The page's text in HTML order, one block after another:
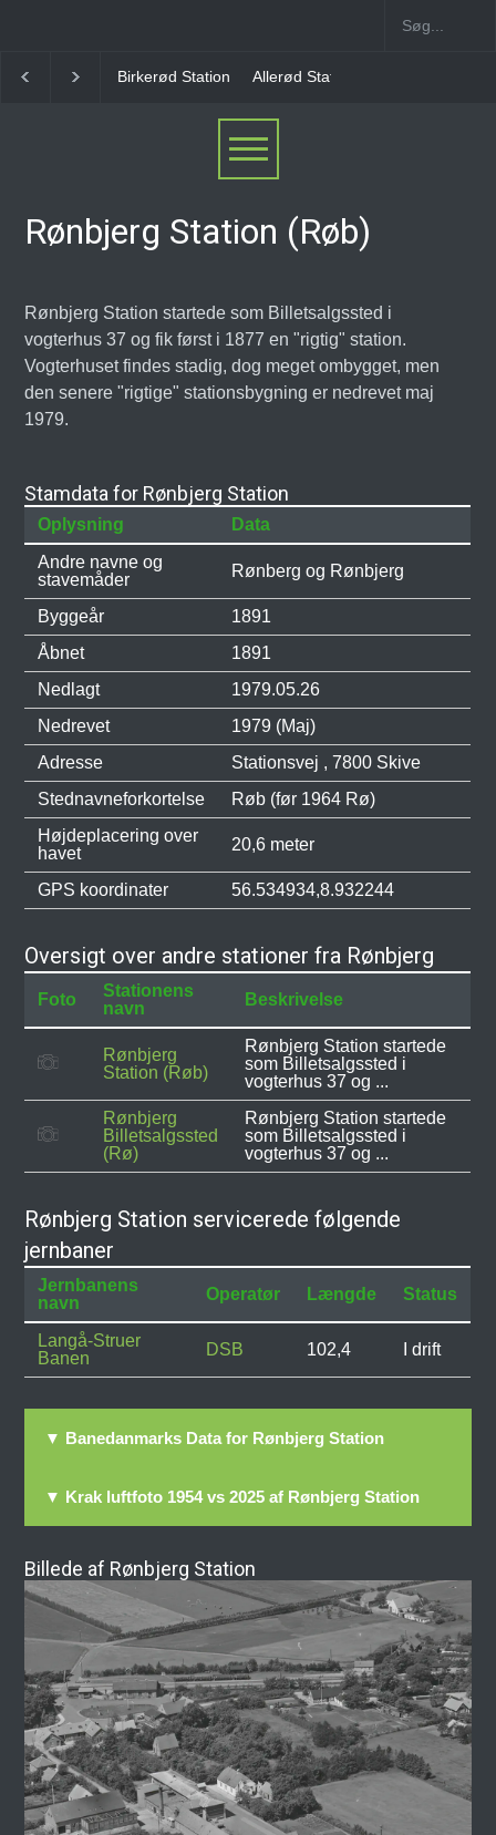
Birkerød Station Allerød Station Favrholm Station
Rønbjerg Station (Røb)
Rønbjerg Station startede som Billetsalgssted i
vogterhus 37 og fik først i 1877 en "rigtig" station.
Vogterhuset findes stadig, dog meget ombygget, men
den senere "rigtige" stationsbygning er nedrevet maj
1979.
Stamdata for Rønbjerg Station
Oplysning
Data
Andre navne og
stavemåder
Rønberg og Rønbjerg
Byggeår
1891
Åbnet
1891
Nedlagt
1979.05.26
Nedrevet
1979 (Maj)
Adresse
Stationsvej , 7800 Skive
Stednavneforkortelse
Røb (før 1964 Rø)
Højdeplacering over
havet
20,6 meter
GPS koordinater 56.534934,8.932244
Oversigt over andre stationer fra Rønbjerg
Foto
Stationens
navn
Beskrivelse
Rønbjerg
Station (Røb)
Rønbjerg Station startede
som Billetsalgssted i
vogterhus 37 og ...
Rønbjerg
Billetsalgssted
(Rø)
Rønbjerg Station startede
som Billetsalgssted i
vogterhus 37 og ...
Rønbjerg Station servicerede følgende
jernbaner
Jernbanens
navn
Operatør Længde Status
Langå-Struer
Banen
DSB 102,4 I drift
▼ Banedanmarks Data for Rønbjerg Station
▼ Krak luftfoto 1954 vs 2025 af Rønbjerg Station
Billede af Rønbjerg Station